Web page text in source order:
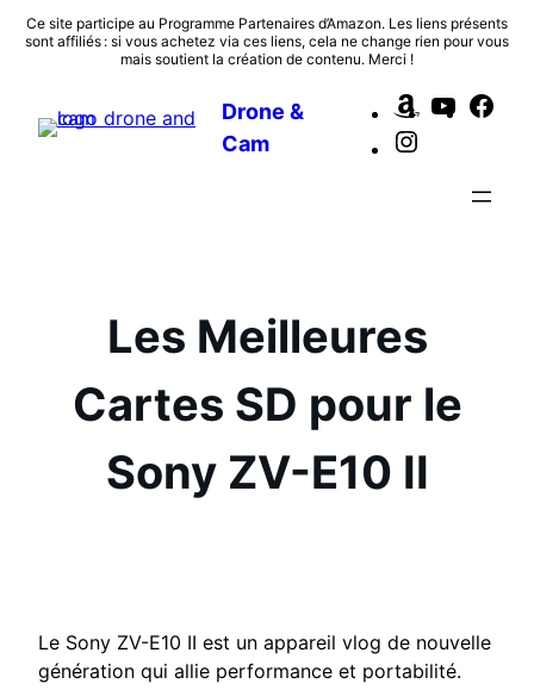
Aller
au
Ce site participe au Programme Partenaires d’Amazon. Les liens présents
sont affiliés : si vous achetez via ces liens, cela ne change rien pour vous
mais soutient la création de contenu. Merci !
Drone &
Cam
AmazonYouTube
Les Meilleures
Cartes SD pour le
Sony ZV-E10 II
Le Sony ZV-E10 II est un appareil vlog de nouvelle
génération qui allie performance et portabilité.